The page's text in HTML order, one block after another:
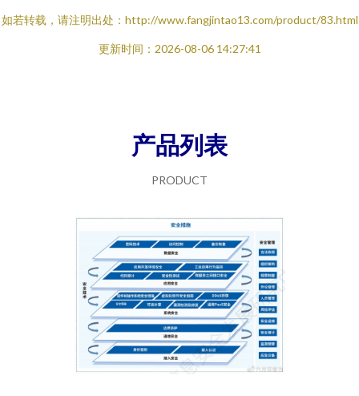
如若转载，请注明出处：http://www.fangjintao13.com/product/83.html
更新时间：2026-08-06 14:27:41
产品列表
PRODUCT